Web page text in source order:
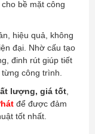
bề mặt công
hiệu quả, không
đại. Nhờ cấu tạo
đinh rút giúp tiết
công trình.
lượng, giá tốt
để được đảm
tốt nhất.